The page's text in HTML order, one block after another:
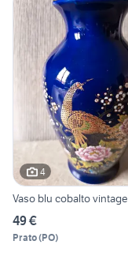
4
Vaso blu cobalto vintage
49 €
Prato(PO)